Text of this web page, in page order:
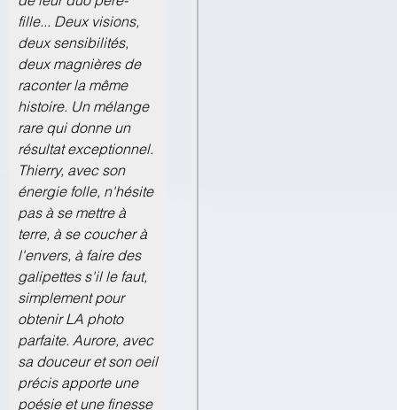
fille... Deux visions,
deux sensibilités,
deux magnières de
raconter la même
histoire. Un mélange
rare qui donne un
résultat exceptionnel.
Thierry, avec son
énergie folle, n'hésite
pas à se mettre à
terre, à se coucher à
l'envers, à faire des
galipettes s'il le faut,
simplement pour
obtenir LA photo
parfaite. Aurore, avec
sa douceur et son oeil
précis apporte une
poésie et une finesse